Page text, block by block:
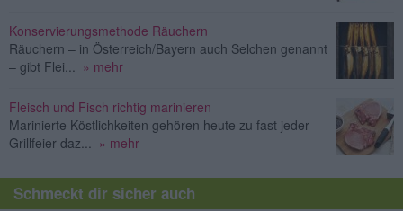
Konservierungsmethode Räuchern
Räuchern – in Österreich/Bayern auch Selchen genannt
– gibt Flei...
» mehr
Fleisch und Fisch richtig marinieren
Marinierte Köstlichkeiten gehören heute zu fast jeder
Grillfeier daz...
» mehr
Schmeckt dir sicher auch